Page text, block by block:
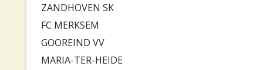
ZANDHOVEN SK
FC MERKSEM
GOOREIND VV
MARIA-TER-HEIDE